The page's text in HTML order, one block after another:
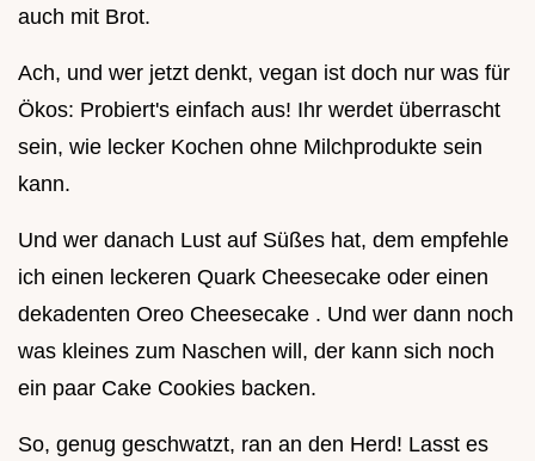
auch mit Brot.
Ach, und wer jetzt denkt, vegan ist doch nur was für
Ökos: Probiert's einfach aus! Ihr werdet überrascht
sein, wie lecker Kochen ohne Milchprodukte sein
kann.
Und wer danach Lust auf Süßes hat, dem empfehle
ich einen leckeren Quark Cheesecake oder einen
dekadenten Oreo Cheesecake . Und wer dann noch
was kleines zum Naschen will, der kann sich noch
ein paar Cake Cookies backen.
So, genug geschwatzt, ran an den Herd! Lasst es